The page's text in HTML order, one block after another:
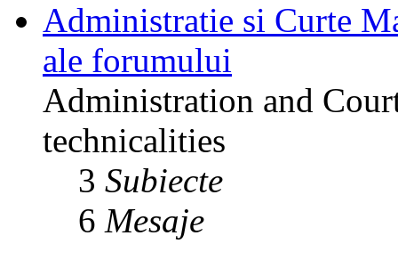
Administratie si Curte
ale forumului
Administration and
technicalities
3 Subiecte
6 Mesaje